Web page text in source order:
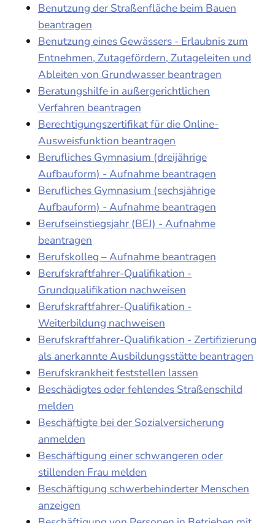
Benutzung der Straßenfläche beim Bauen
beantragen
Benutzung eines Gewässers - Erlaubnis zum
Entnehmen, Zutagefördern, Zutageleiten und
Ableiten von Grundwasser beantragen
Beratungshilfe in außergerichtlichen
Verfahren beantragen
Berechtigungszertifikat für die Online-
Ausweisfunktion beantragen
Berufliches Gymnasium (dreijährige
Aufbauform) - Aufnahme beantragen
Berufliches Gymnasium (sechsjährige
Aufbauform) - Aufnahme beantragen
Berufseinstiegsjahr (BEJ) - Aufnahme
beantragen
Berufskolleg – Aufnahme beantragen
Berufskraftfahrer-Qualifikation -
Grundqualifikation nachweisen
Berufskraftfahrer-Qualifikation -
Weiterbildung nachweisen
Berufskraftfahrer-Qualifikation - Zertifizierung
als anerkannte Ausbildungsstätte beantragen
Berufskrankheit feststellen lassen
Beschädigtes oder fehlendes Straßenschild
melden
Beschäftigte bei der Sozialversicherung
anmelden
Beschäftigung einer schwangeren oder
stillenden Frau melden
Beschäftigung schwerbehinderter Menschen
anzeigen